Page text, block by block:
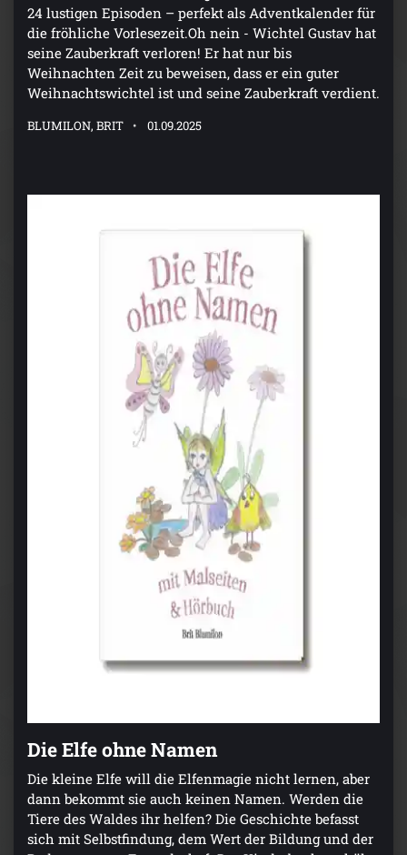
24 lustigen Episoden – perfekt als Adventkalender für
die fröhliche Vorlesezeit.Oh nein - Wichtel Gustav hat
seine Zauberkraft verloren! Er hat nur bis
Weihnachten Zeit zu beweisen, dass er ein guter
Weihnachtswichtel ist und seine Zauberkraft verdient.
BLUMILON, BRIT 01.09.2025
Die Elfe ohne Namen
Die kleine Elfe will die Elfenmagie nicht lernen, aber
dann bekommt sie auch keinen Namen. Werden die
Tiere des Waldes ihr helfen? Die Geschichte befasst
sich mit Selbstfindung, dem Wert der Bildung und der